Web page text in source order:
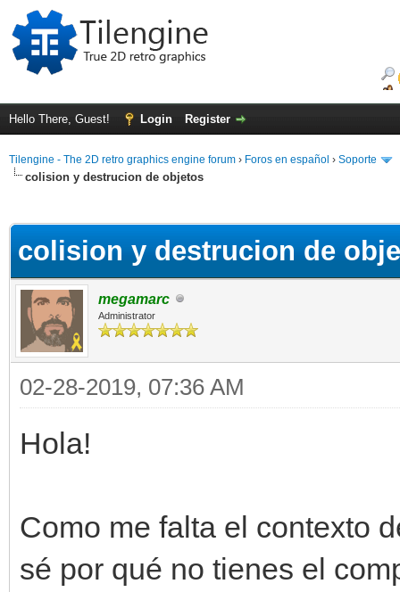
Hello There, Guest! Login Register
Tilengine - The 2D retro graphics engine forum › Foros en español › Soporte
colision y destrucion de objetos
colision y destrucion de
megamarc
Administrator
02-28-2019, 07:36 AM
Hola!
Como me falta el contexto
sé por qué no tienes el